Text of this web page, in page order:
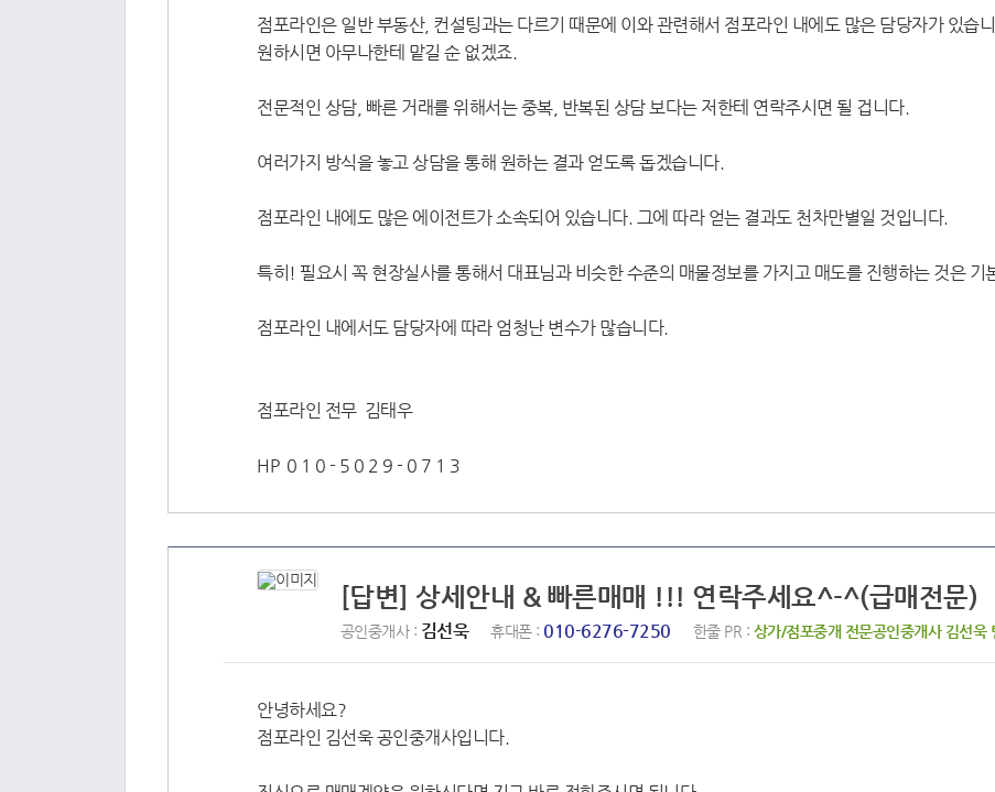
점포라인은 일반 부동산, 컨설팅과는 다르기 때문에 이와 관련해서 점포라인 내에도 많은 담당자가 있습
원하시면 아무나한테 맡길 순 없겠죠.
전문적인 상담, 빠른 거래를 위해서는 중복, 반복된 상담 보다는 저한테 연락주시면 될 겁니다.
여러가지 방식을 놓고 상담을 통해 원하는 결과 얻도록 돕겠습니다.
점포라인 내에도 많은 에이전트가 소속되어 있습니다. 그에 따라 얻는 결과도 천차만별일 것입니다.
특히! 필요시 꼭 현장실사를 통해서 대표님과 비슷한 수준의 매물정보를 가지고 매도를 진행하는 것은 기
점포라인 내에서도 담당자에 따라 엄청난 변수가 많습니다.
점포라인 전무 김태우
HP 0 1 0 - 5 0 2 9 - 0 7 1 3
[답변] 상세안내 & 빠른매매 !!! 연락주세요^-^(급매전문)
공인중개사 : 김선욱 휴대폰 : 010-6276-7250 한줄 PR : 상가/점포중개 전문공인중개사 김선욱
안녕하세요?
점포라인 김선욱 공인중개사입니다.